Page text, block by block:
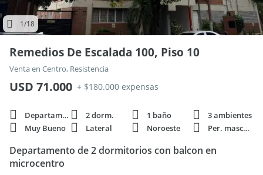
1/18
Remedios De Escalada 100, Piso 10
Venta en Centro, Resistencia
USD 71.000 + $180.000 expensas
Departamento 2 dorm. 1 baño
3 ambientes
Muy Bueno
Lateral Noroeste Per. mascota
Departamento de 2 dormitorios con balcon en
microcentro